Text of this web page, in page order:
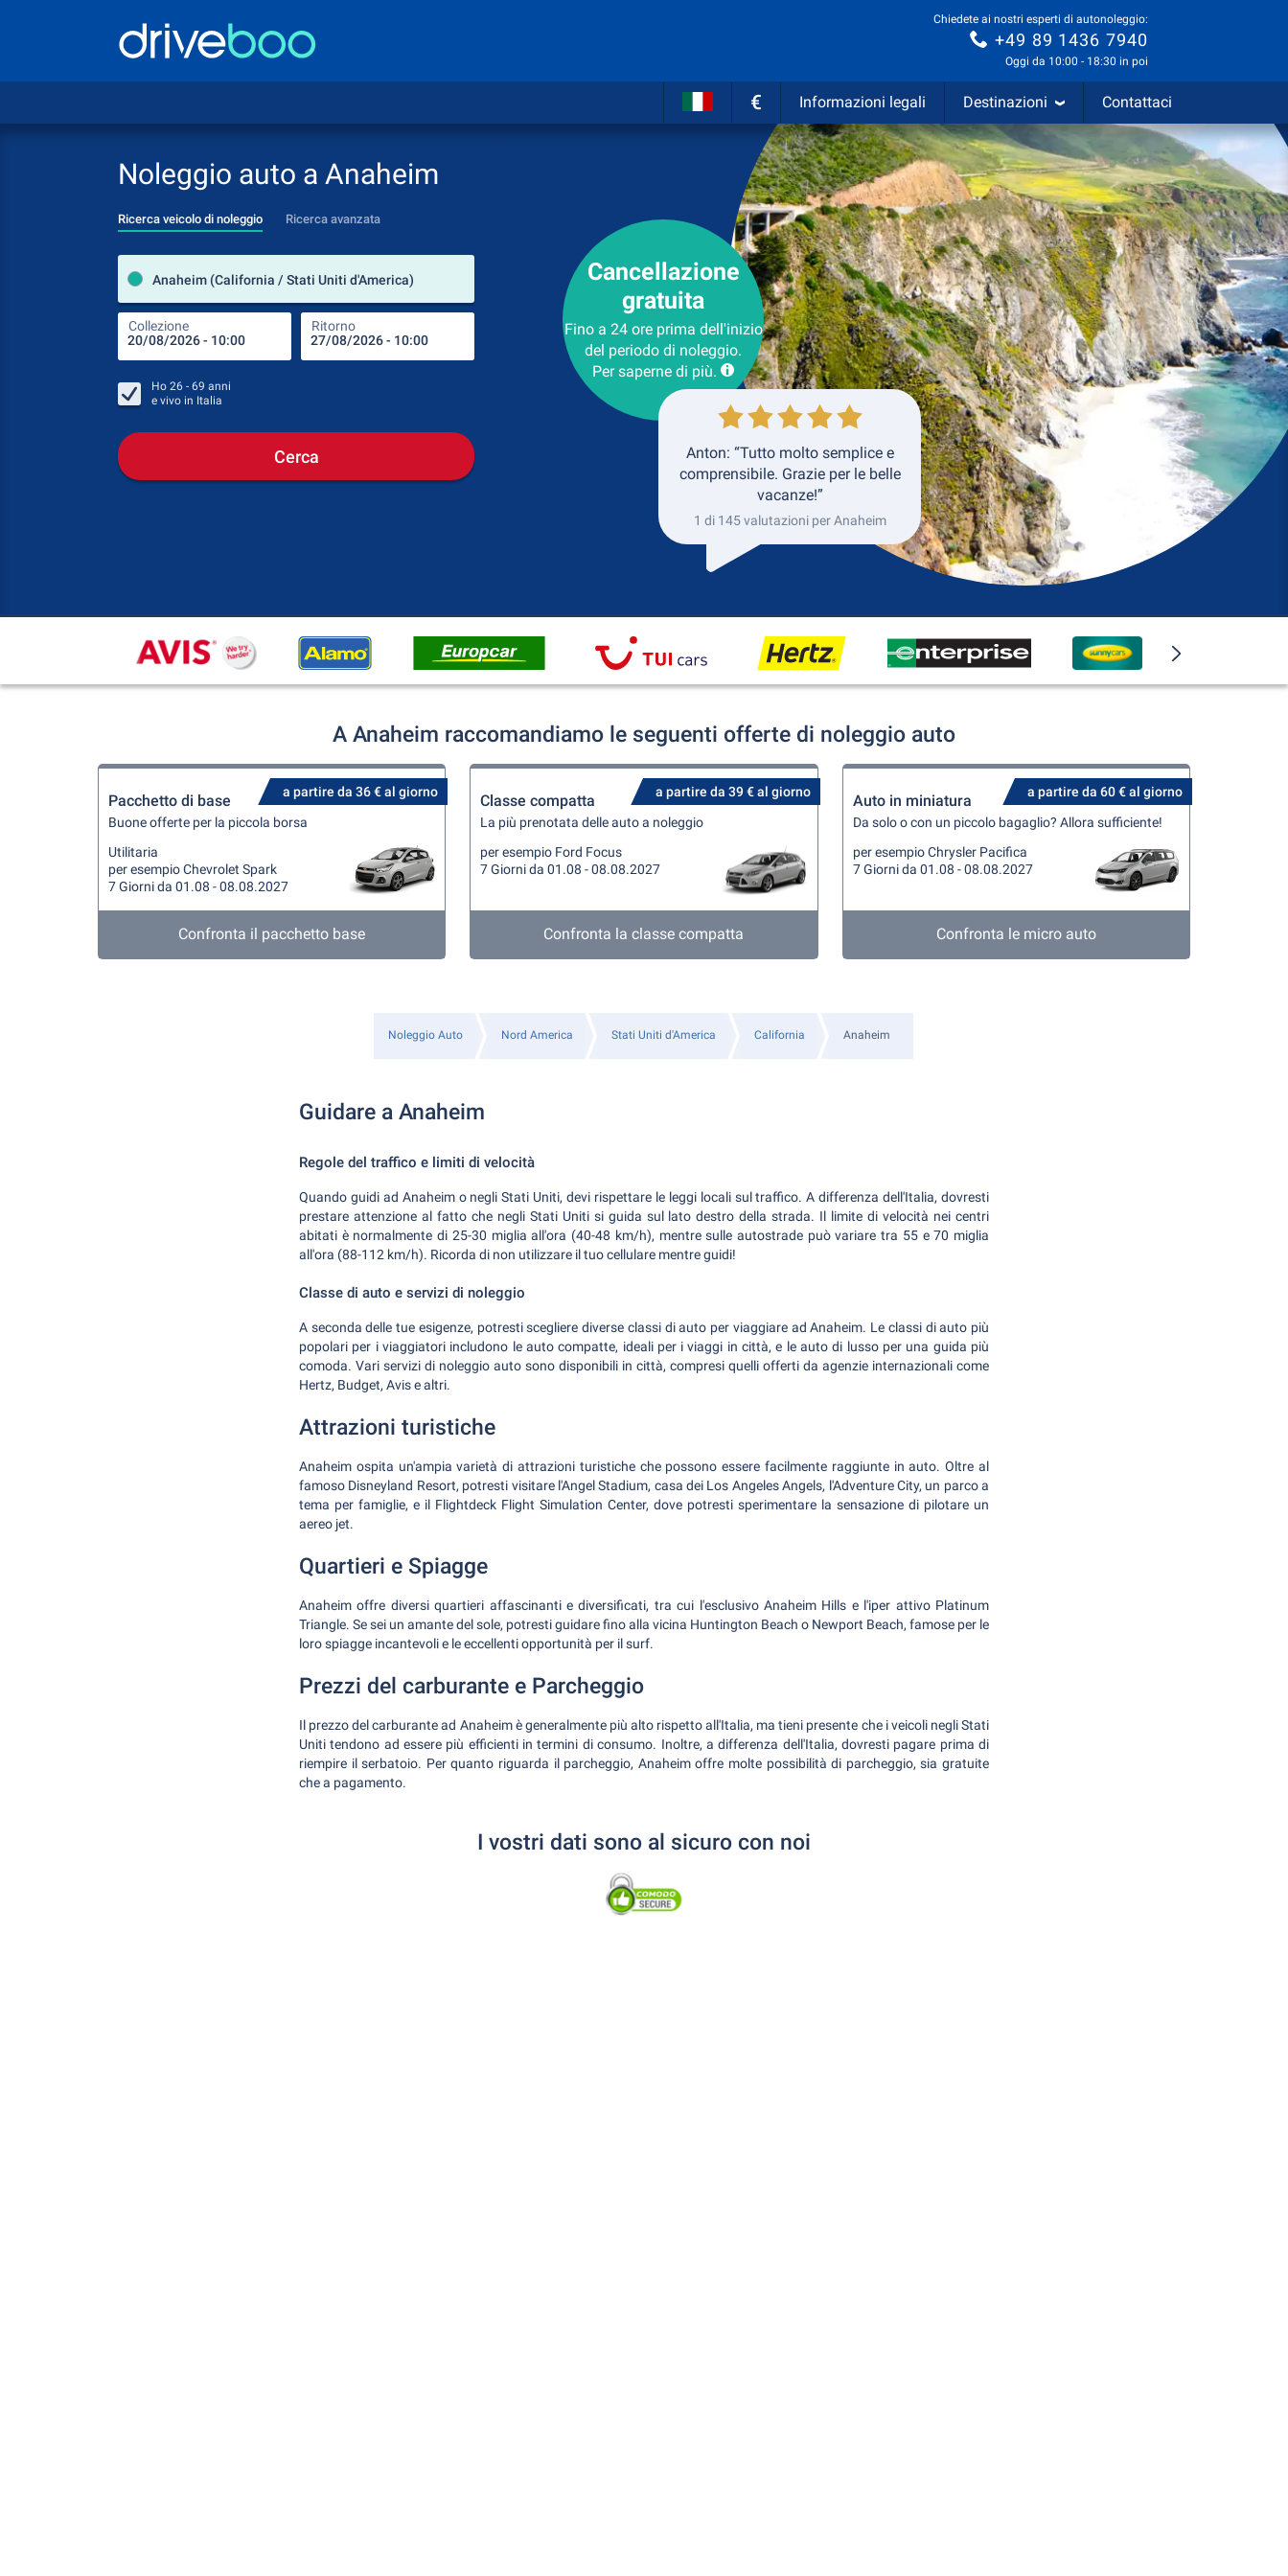
Chiedete ai nostri esperti di autonoleggio:
+49 89 1436 7940
Oggi da 10:00 - 18:30 in poi
€ Informazioni legali Destinazioni Contattaci
Noleggio auto a Anaheim
Ricerca veicolo di noleggio Ricerca avanzata
Anaheim (California / Stati Uniti d'America)
Collezione Ritorno
Luogo del noleggio
Luogo di ritorno
Ritorno
Ho 26 - 69 anni
e vivo in Italia
Cerca
Cancellazione
gratuita
Fino a 24 ore prima dell'inizio
del periodo di noleggio.
Per saperne di più.
Anton: “Tutto molto semplice e
comprensibile. Grazie per le belle
vacanze!”
1 di 145 valutazioni per Anaheim
A Anaheim raccomandiamo le seguenti offerte di noleggio auto
a partire da 36 € al giorno
Pacchetto di base
Buone offerte per la piccola borsa
Utilitaria
per esempio Chevrolet Spark
7 Giorni da 01.08 - 08.08.2027
Confronta il pacchetto base
a partire da 39 € al giorno
Classe compatta
La più prenotata delle auto a noleggio
per esempio Ford Focus
7 Giorni da 01.08 - 08.08.2027
Confronta la classe compatta
a partire da 60 € al giorno
Auto in miniatura
Da solo o con un piccolo bagaglio? Allora sufficiente!
per esempio Chrysler Pacifica
7 Giorni da 01.08 - 08.08.2027
Confronta le micro auto
Noleggio Auto Nord America Stati Uniti d'America California Anaheim
Guidare a Anaheim
Regole del traffico e limiti di velocità
Quando guidi ad Anaheim o negli Stati Uniti, devi rispettare le leggi locali sul traffico. A differenza dell'Italia, dovresti
prestare attenzione al fatto che negli Stati Uniti si guida sul lato destro della strada. Il limite di velocità nei centri
abitati è normalmente di 25-30 miglia all'ora (40-48 km/h), mentre sulle autostrade può variare tra 55 e 70 miglia
all'ora (88-112 km/h). Ricorda di non utilizzare il tuo cellulare mentre guidi!
Classe di auto e servizi di noleggio
A seconda delle tue esigenze, potresti scegliere diverse classi di auto per viaggiare ad Anaheim. Le classi di auto più
popolari per i viaggiatori includono le auto compatte, ideali per i viaggi in città, e le auto di lusso per una guida più
comoda. Vari servizi di noleggio auto sono disponibili in città, compresi quelli offerti da agenzie internazionali come
Hertz, Budget, Avis e altri.
Attrazioni turistiche
Anaheim ospita un'ampia varietà di attrazioni turistiche che possono essere facilmente raggiunte in auto. Oltre al
famoso Disneyland Resort, potresti visitare l'Angel Stadium, casa dei Los Angeles Angels, l'Adventure City, un parco a
tema per famiglie, e il Flightdeck Flight Simulation Center, dove potresti sperimentare la sensazione di pilotare un
aereo jet.
Quartieri e Spiagge
Anaheim offre diversi quartieri affascinanti e diversificati, tra cui l'esclusivo Anaheim Hills e l'iper attivo Platinum
Triangle. Se sei un amante del sole, potresti guidare fino alla vicina Huntington Beach o Newport Beach, famose per le
loro spiagge incantevoli e le eccellenti opportunità per il surf.
Prezzi del carburante e Parcheggio
Il prezzo del carburante ad Anaheim è generalmente più alto rispetto all'Italia, ma tieni presente che i veicoli negli Stati
Uniti tendono ad essere più efficienti in termini di consumo. Inoltre, a differenza dell'Italia, dovresti pagare prima di
riempire il serbatoio. Per quanto riguarda il parcheggio, Anaheim offre molte possibilità di parcheggio, sia gratuite
che a pagamento.
I vostri dati sono al sicuro con noi